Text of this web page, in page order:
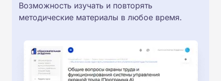
Возможность изучать и повторять
методические материалы в любое время.